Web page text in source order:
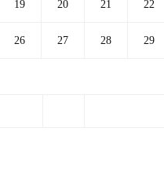
19 20 21 22
26 27 28 29